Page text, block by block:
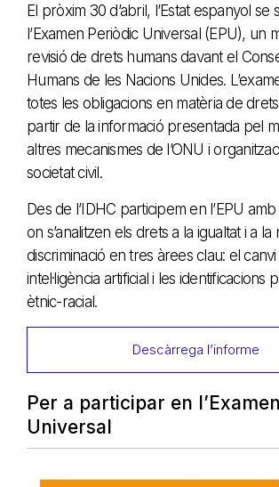
El pròxim 30 d’abril, l’Estat espanyol se
l’Examen Periòdic Universal (EPU), un
revisió de drets humans davant el
Humans de les Nacions Unides.
totes les obligacions en matèria de
partir de la informació presentada pel
altres mecanismes de l’ONU i
societat civil.
Des de l’IDHC participem en l’EPU
on s’analitzen els drets a la igualtat i a la
discriminació en tres àrees clau: el canvi
intel·ligència artificial i les identificacions
ètnic-racial.
Descàrrega l’informe
Per a participar en
Universal